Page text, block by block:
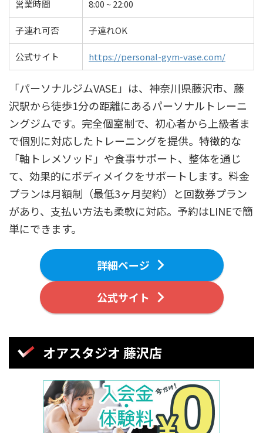
営業時間 8:00 ~ 22:00
子連れ可否 子連れOK
公式サイト https://personal-gym-vase.com/
「パーソナルジムVASE」は、神奈川県藤沢市、藤
沢駅から徒歩1分の距離にあるパーソナルトレーニ
ングジムです。完全個室制で、初心者から上級者ま
で個別に対応したトレーニングを提供。特徴的な
「軸トレメソッド」や食事サポート、整体を通じ
て、効果的にボディメイクをサポートします。料金
プランは月額制（最低3ヶ月契約）と回数券プラン
があり、支払い方法も柔軟に対応。予約はLINEで簡
単にできます。
詳細ページ
公式サイト
オアスタジオ 藤沢店